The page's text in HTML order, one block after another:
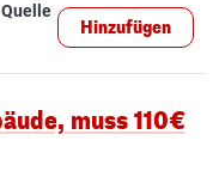
Hinzufügen
muss 110€